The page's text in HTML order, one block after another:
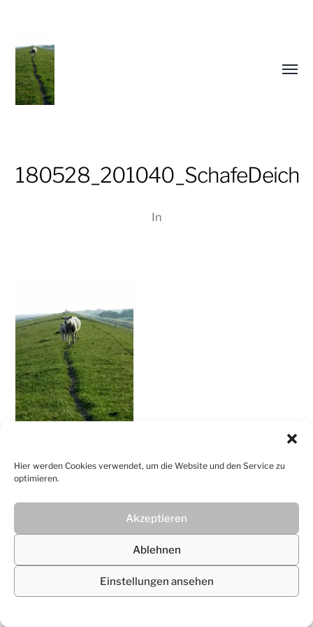
Hier werden Cookies verwendet, um die Website und den Service zu
optimieren.
Akzeptieren
Ablehnen
Einstellungen ansehen
Lüdtke
Menü
180528_201040_SchafeDeich
In
© 2026Christiane Lüdtke